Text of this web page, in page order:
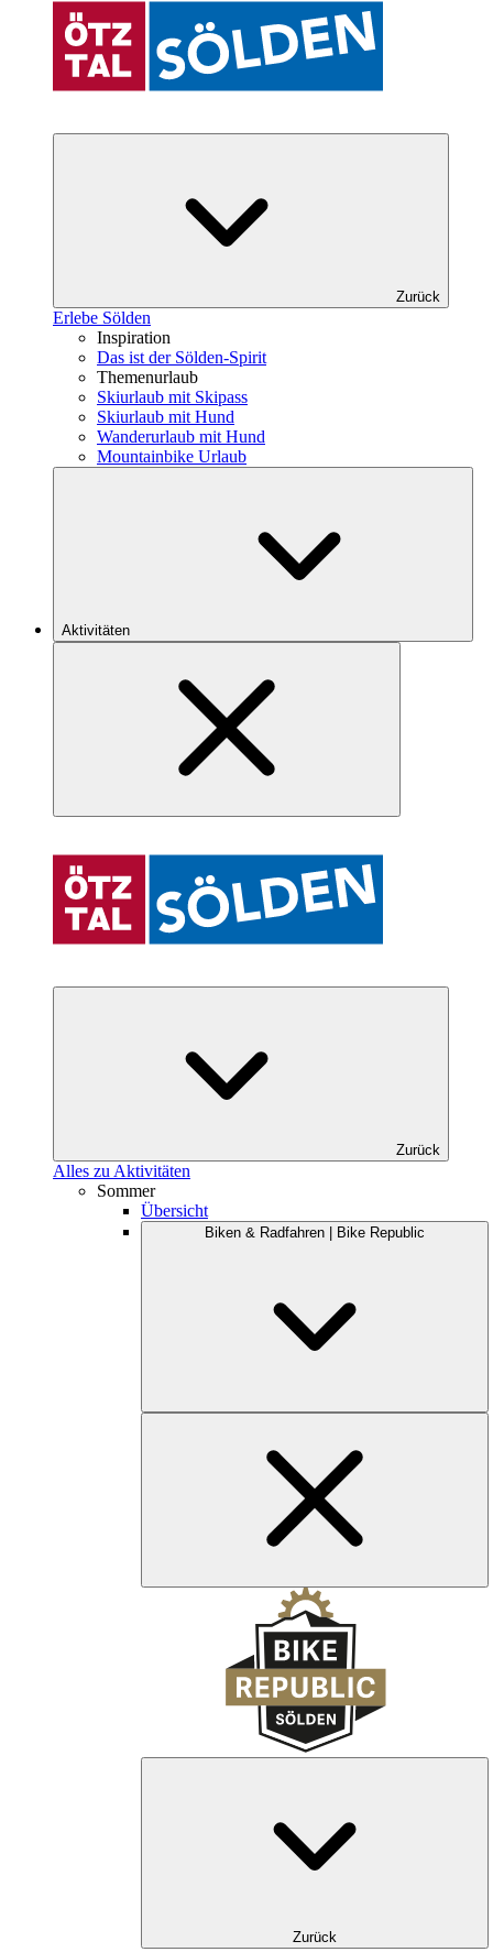
Zurück
Erlebe Sölden
Inspiration
Das ist der Sölden-Spirit
Themenurlaub
Skiurlaub mit Skipass
Skiurlaub mit Hund
Wanderurlaub mit Hund
Mountainbike Urlaub
Aktivitäten
Zurück
Alles zu Aktivitäten
Sommer
Übersicht
Biken & Radfahren | Bike Republic
Zurück